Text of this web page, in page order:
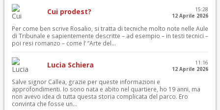
Cui prodest?
15:28
12 Aprile 2026
Per come ben scrive Rosalio, si tratta di tecniche molto note nelle Aule
di Tribunale e sapientemente descritte – ad esempio – in testi tecnici –
poi resi romanzo – come l’ “Arte del...
Lucia Schiera
11:16
12 Aprile 2026
Salve signor Callea, grazie per queste informazioni e
approfondimenti. Io sono nata e abito nel quartiere, ho 19 anni, ma
non avevo idea di tutta questa storia complicata del parco. Ero
convinta che fosse un...